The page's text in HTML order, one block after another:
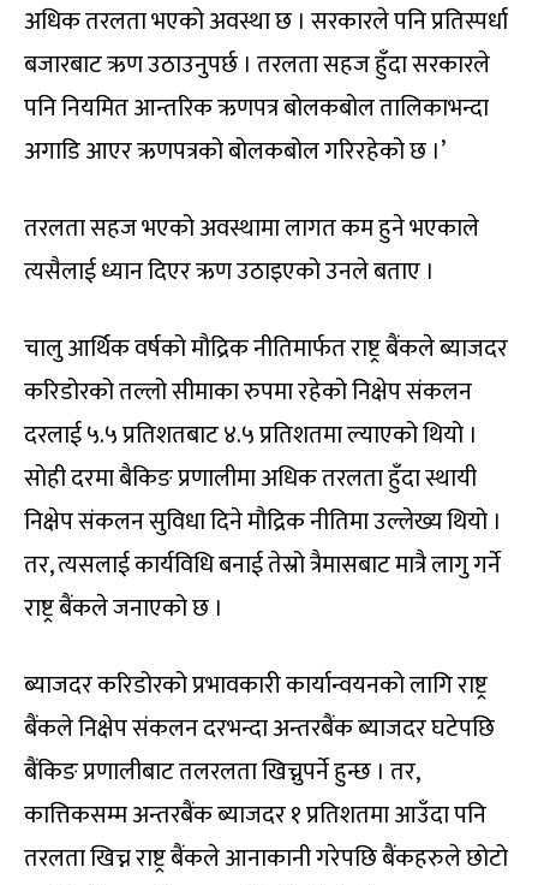
अधिक तरलता भएको अवस्था छ । सरकारले पनि प्रतिस्पर्धा
बजारबाट ऋण उठाउनुपर्छ । तरलता सहज हुँदा सरकारले
पनि नियमित आन्तरिक ऋणपत्र बोलकबोल तालिकाभन्दा
अगाडि आएर ऋणपत्रको बोलकबोल गरिरहेको छ ।’
तरलता सहज भएको अवस्थामा लागत कम हुने भएकाले
त्यसैलाई ध्यान दिएर ऋण उठाइएको उनले बताए ।
चालु आर्थिक वर्षको मौद्रिक नीतिमार्फत राष्ट्र बैंकले ब्याजदर
करिडोरको तल्लो सीमाका रुपमा रहेको निक्षेप संकलन
दरलाई ५.५ प्रतिशतबाट ४.५ प्रतिशतमा ल्याएको थियो ।
सोही दरमा बैकिङ प्रणालीमा अधिक तरलता हुँदा स्थायी
निक्षेप संकलन सुविधा दिने मौद्रिक नीतिमा उल्लेख्य थियो ।
तर, त्यसलाई कार्यविधि बनाई तेस्रो त्रैमासबाट मात्रै लागु गर्ने
राष्ट्र बैंकले जनाएको छ ।
ब्याजदर करिडोरको प्रभावकारी कार्यान्वयनको लागि राष्ट्र
बैंकले निक्षेप संकलन दरभन्दा अन्तरबैंक ब्याजदर घटेपछि
बैंकिङ प्रणालीबाट तलरलता खिच्नुपर्ने हुन्छ । तर,
कात्तिकसम्म अन्तरबैंक ब्याजदर १ प्रतिशतमा आउँदा पनि
तरलता खिच्न राष्ट्र बैंकले आनाकानी गरेपछि बैंकहरुले छोटो